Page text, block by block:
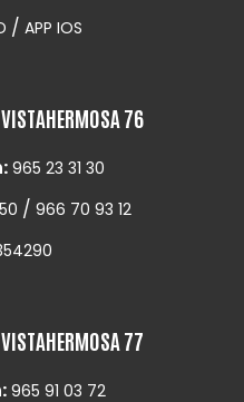
/ APP IOS
76
965 23 31 30
/ 966 70 93 12
77
965 91 03 72